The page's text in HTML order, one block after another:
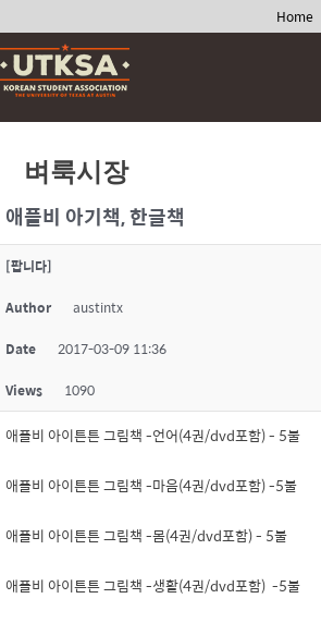
Home
Skip
to
content
벼룩시장
애플비 아기책, 한글책
[팝니다]
Author austintx
Date 2017-03-09 11:36
Views 1090
애플비 아이튼튼 그림책 -언어(4권/dvd포함) - 5불
애플비 아이튼튼 그림책 -마음(4권/dvd포함) -5불
애플비 아이튼튼 그림책 -몸(4권/dvd포함) - 5불
애플비 아이튼튼 그림책 -생활(4권/dvd포함) -5불